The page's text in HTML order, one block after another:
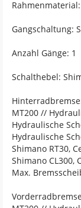
Gangschaltung:
Anzahl Gänge: 1
Schalthebel:
MT200 //
Hydraulische
Hydraulische
Shimano RT30,
Shimano CL300,
Max.